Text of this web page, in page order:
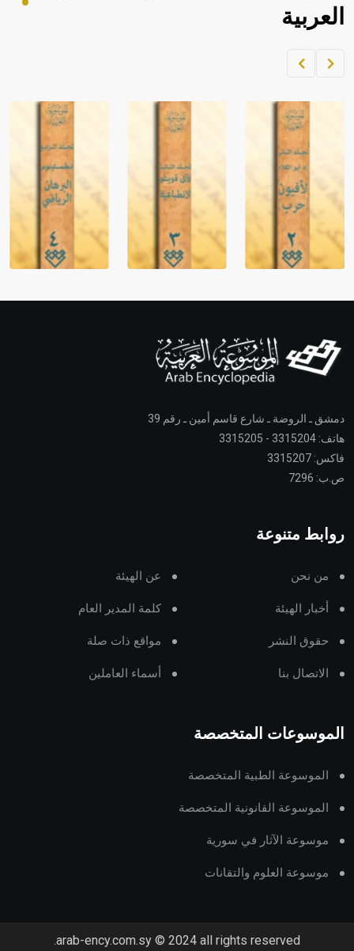
العربية
دمشق ـ الروضة ـ شارع قاسم أمين ـ رقم 39
هاتف: 3315204 - 3315205
فاكس: 3315207
ص.ب: 7296
روابط متنوعة
من نحن عن الهيئة
أخبار الهيئة كلمة المدير العام
حقوق النشر مواقع ذات صلة
الاتصال بنا أسماء العاملين
الموسوعات المتخصصة
الموسوعة الطبية المتخصصة
الموسوعة القانونية المتخصصة
موسوعة الآثار في سورية
موسوعة العلوم والتقانات
arab-ency.com.sy © 2024 all rights reserved.